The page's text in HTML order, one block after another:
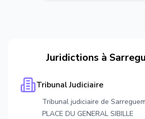
Juridictions à
Tribunal Judiciaire
Tribunal judiciaire de
PLACE DU GENERAL SIBILLE